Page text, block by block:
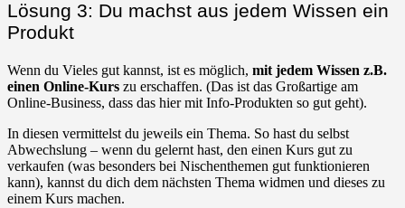
Lösung 3: Du machst aus jedem Wissen ein
Produkt
Wenn du Vieles gut kannst, ist es möglich, mit jedem Wissen z.B.
einen Online-Kurs zu erschaffen. (Das ist das Großartige am
Online-Business, dass das hier mit Info-Produkten so gut geht).
In diesen vermittelst du jeweils ein Thema. So hast du selbst
Abwechslung – wenn du gelernt hast, den einen Kurs gut zu
verkaufen (was besonders bei Nischenthemen gut funktionieren
kann), kannst du dich dem nächsten Thema widmen und dieses zu
einem Kurs machen.